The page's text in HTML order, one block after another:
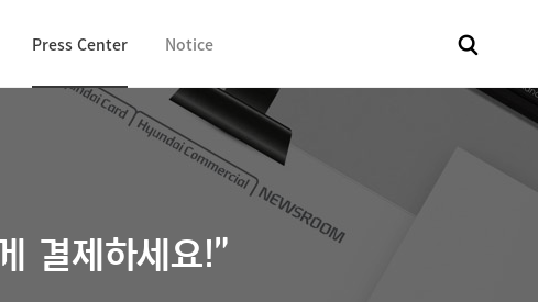
Press Center
보도자료 Fact & Check In
Notice
결제하세요!”